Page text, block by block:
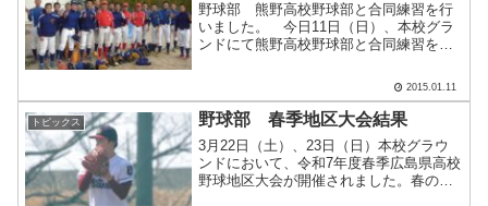
野球部 熊野高校野球部と合同練習を行
いました。 今日11日（日）、本校グラ
ンドにて熊野高校野球部と合同練習を行
ますが、熊野高校さんは元気一杯。動き
も機敏で刺激を受けることばかりで
す。 練習の様子を紹介しま.....
2015.01.11
トピックス 野球部 春季地区大会結果
3月22日（土）、23日（日）本校グラウ
ンドにおいて、令和7年度春季広島県高校
野球地区大会が開催されました。春の陽